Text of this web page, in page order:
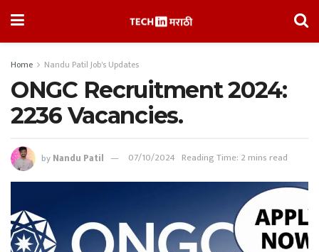
Home Nandu Patil Job's Updates
ONGC Recruitment 2024:
2236 Vacancies.
byNandu Patil 07/10/2024 Reading Time: 2 mins read